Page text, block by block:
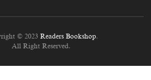
© 2023 Readers Bookshop.
All Right Reserved.